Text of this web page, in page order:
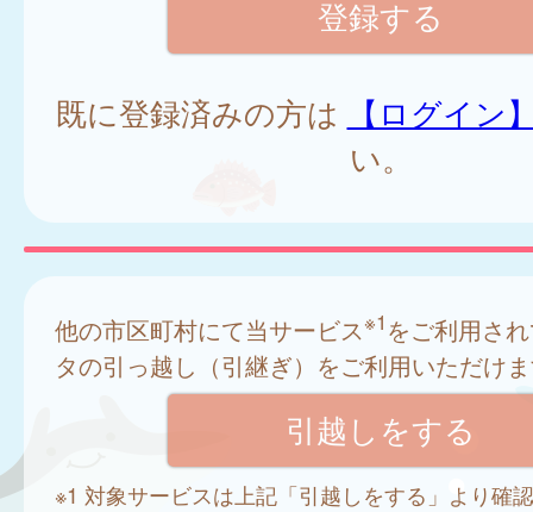
既に登録済みの方は
【ログイン
い。
他の市区町村にて当サービス※1 をご利用さ
タの引っ越し（引継ぎ）をご利用いただけ
※1 対象サービスは上記「引越しをする」より確